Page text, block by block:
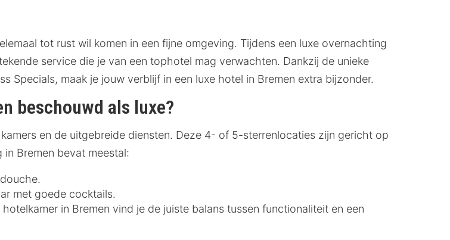
tot rust wil komen in een fijne omgeving. Tijdens een luxe overnachting
service die je van een tophotel mag verwachten. Dankzij de unieke
Specials, maak je jouw verblijf in een luxe hotel in Bremen extra bijzonder.
beschouwd als luxe?
en de uitgebreide diensten. Deze 4- of 5-sterrenlocaties zijn gericht op
Bremen bevat meestal:
met goede cocktails.
in Bremen vind je de juiste balans tussen functionaliteit en een